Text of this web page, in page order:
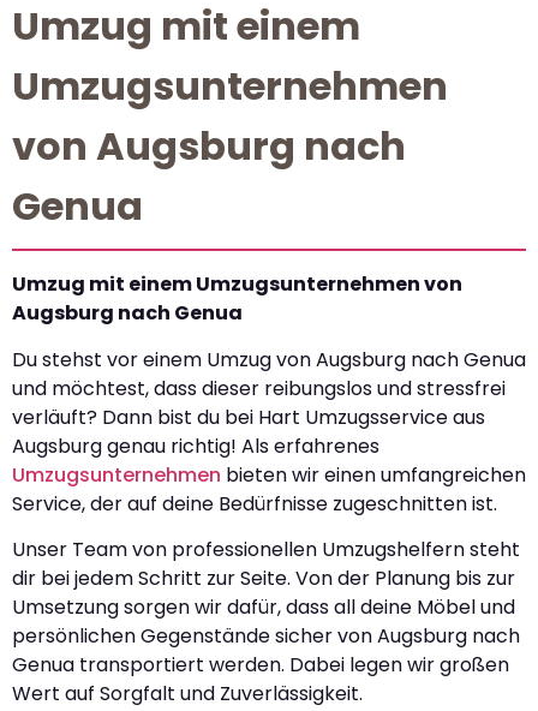
Umzug mit einem
Umzugsunternehmen
von Augsburg nach
Genua
Umzug mit einem Umzugsunternehmen von
Augsburg nach Genua
Du stehst vor einem Umzug von Augsburg nach Genua
und möchtest, dass dieser reibungslos und stressfrei
verläuft? Dann bist du bei Hart Umzugsservice aus
Augsburg genau richtig! Als erfahrenes
Umzugsunternehmen bieten wir einen umfangreichen
Service, der auf deine Bedürfnisse zugeschnitten ist.
Unser Team von professionellen Umzugshelfern steht
dir bei jedem Schritt zur Seite. Von der Planung bis zur
Umsetzung sorgen wir dafür, dass all deine Möbel und
persönlichen Gegenstände sicher von Augsburg nach
Genua transportiert werden. Dabei legen wir großen
Wert auf Sorgfalt und Zuverlässigkeit.